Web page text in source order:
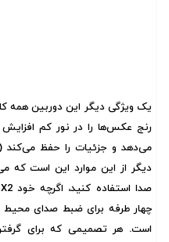
رنج عکس‌ها را در نور کم